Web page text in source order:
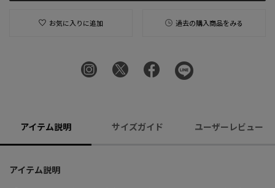
お気に入りに追加 過去の購入商品をみる
アイテム説明 サイズガイド ユーザーレビュー
アイテム説明